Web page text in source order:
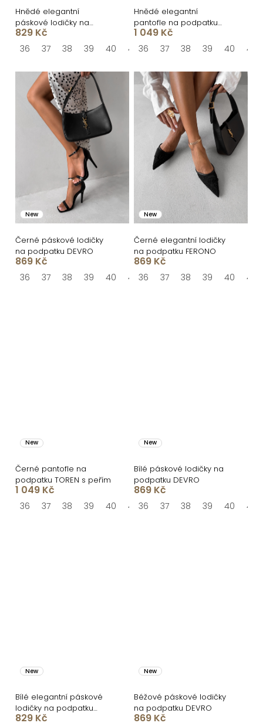
ů
u
k
ů
Hnědé elegantní
páskové lodičky na
podpatku KIVOR
829 Kč
36 37 38 39 40 41
Hnědé elegantní
pantofle na podpatku
TOREN s peřím
1 049 Kč
36 37 38 39 40 41
New
Černé páskové lodičky
na podpatku DEVRO
869 Kč
36 37 38 39 40 41
New
Černé elegantní lodičky
na podpatku FERONO
869 Kč
36 37 38 39 40 41
New
Černé pantofle na
podpatku TOREN s peřím
1 049 Kč
36 37 38 39 40 41
New
Bílé páskové lodičky na
podpatku DEVRO
869 Kč
36 37 38 39 40 41
New
Bílé elegantní páskové
lodičky na podpatku
KIVOR
829 Kč
New
Béžové páskové lodičky
na podpatku DEVRO
869 Kč